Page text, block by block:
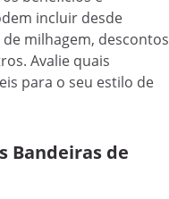
incluir desde
milhagem, descontos
Avalie quais
para o seu estilo de
Bandeiras de